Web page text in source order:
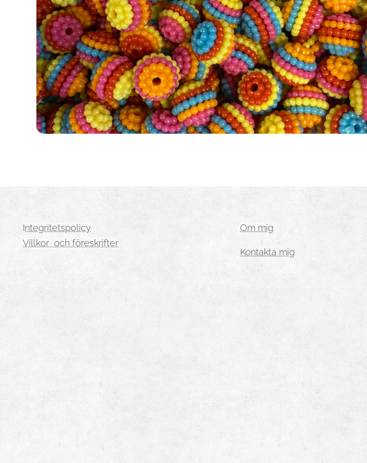
Integritetspolicy
Villkor och föreskrifter
Om mig
Kontakta mig